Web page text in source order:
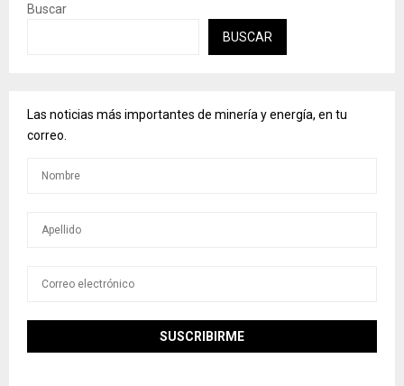
Buscar
BUSCAR
Las noticias más importantes de minería y energía, en tu
correo.